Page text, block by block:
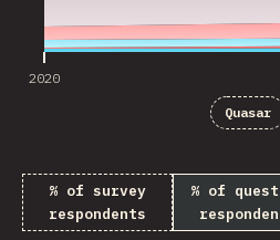
2020
Quasar
% of survey
respondents
% of